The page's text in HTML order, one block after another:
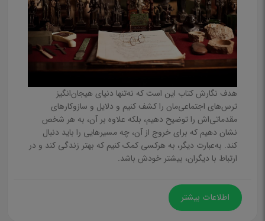
تفسیر دینی
قرآن، ادعیه، روضه و مناجات نامه
اسطوره، اسطوره‌شناسی
روانکاوی و تربیت فرزند
خانواده و ازدواج
موفقیت و سبک زندگی
فرا روانشناسی
روانشناسی بالینی
هدف نگارش کتاب این است که نه‌تنها دنیای هیجان‌انگیز
ترس‌های اجتماعی‌مان را کشف کنیم و دلایل و سازوکارهای
مقدماتی‌اش را توضیح دهیم، بلکه علاوه بر آن، به هر شخص
نشان دهیم که برای خروج از آن، ‌چه مسیرهایی را باید دنبال
کند. به‌عبارت دیگر، به هرکسی کمک کنیم که بهتر زندگی کند و در
ارتباط با دیگران، بیشتر خودش باشد.
اطلاعات بیشتر